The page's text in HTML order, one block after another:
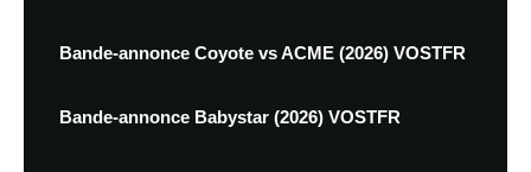
Bande-annonce Coyote vs ACME (2026) VOSTFR
Bande-annonce Babystar (2026) VOSTFR